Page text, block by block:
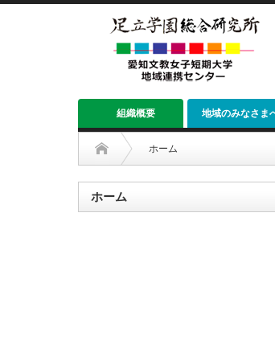
組織概要 地域のみなさま
ホーム
ホーム